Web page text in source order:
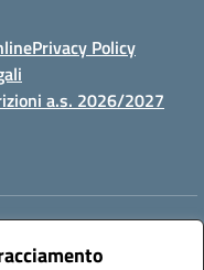
Privacy Policy
a.s. 2026/2027